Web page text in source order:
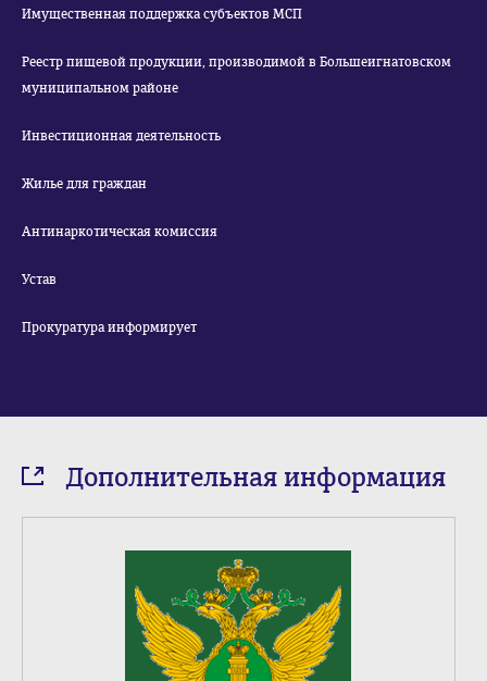
Имущественная поддержка субъектов МСП
Реестр пищевой продукции, производимой в Большеигнатовском
муниципальном районе
Инвестиционная деятельность
Жилье для граждан
Антинаркотическая комиссия
Устав
Прокуратура информирует
Дополнительная информация